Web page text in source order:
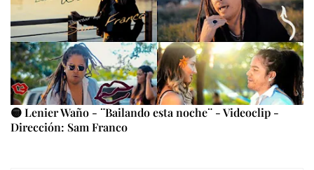
🟡 Lenier Waño - ¨Bailando esta noche¨ - Videoclip -
Dirección: Sam Franco